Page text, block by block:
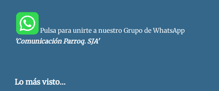
Pulsa para unirte a nuestro Grupo de WhatsApp
'Comunicación Parroq. SJA'
Lo más visto...